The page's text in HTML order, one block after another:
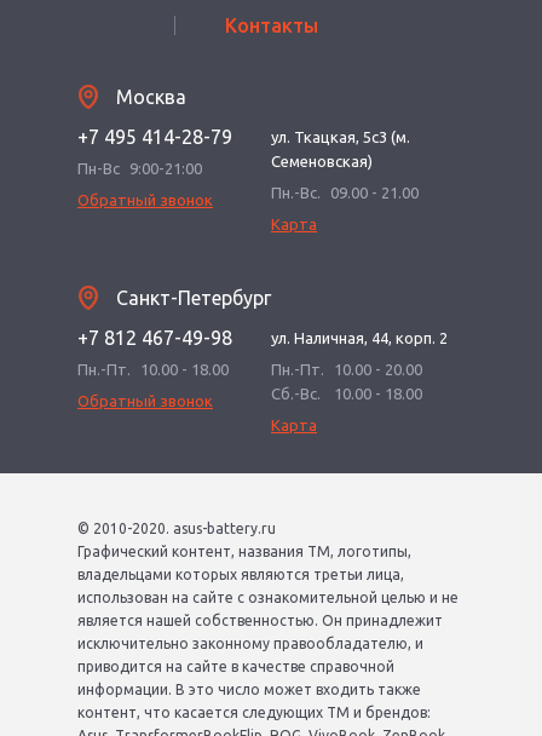
Контакты
Москва
+7 495 414-28-79
Пн-Вс
9:00-21:00
Обратный звонок
ул. Ткацкая, 5с3 (м.
Семеновская)
Пн.-Вс.
09.00 - 21.00
Карта
Санкт-Петербург
+7 812 467-49-98
Пн.-Пт.
10.00 - 18.00
Обратный звонок
ул. Наличная, 44, корп. 2
Пн.-Пт.
10.00 - 20.00
Сб.-Вс.
10.00 - 18.00
Карта
© 2010-2020. asus-battery.ru
Графический контент, названия ТМ, логотипы,
владельцами которых являются третьи лица,
использован на сайте с ознакомительной целью и не
является нашей собственностью. Он принадлежит
исключительно законному правообладателю, и
приводится на сайте в качестве справочной
информации. В это число может входить также
контент, что касается следующих ТМ и брендов: